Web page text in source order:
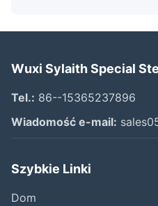
Wuxi Sylaith Special
Tel.: 86--15365237896
Wiadomość e-mail:
Szybkie Linki
Dom